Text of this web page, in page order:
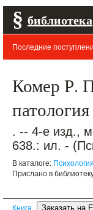
§ библиотека
Последние
Комер Р.
. -- 4-е изд.,
638.: ил. -
В каталоге: Психология
Прислано в
Книга